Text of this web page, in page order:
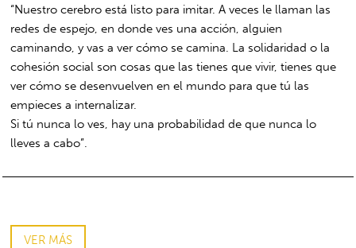
“Nuestro cerebro está listo para imitar. A veces le llaman las
redes de espejo, en donde ves una acción, alguien
caminando, y vas a ver cómo se camina. La solidaridad o la
cohesión social son cosas que las tienes que vivir, tienes que
ver cómo se desenvuelven en el mundo para que tú las
empieces a internalizar.
Si tú nunca lo ves, hay una probabilidad de que nunca lo
lleves a cabo”.
VER MÁS